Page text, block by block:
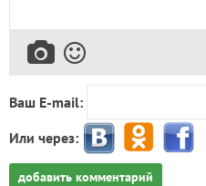
Ваш E-mail:
Или через:
добавить комментарий